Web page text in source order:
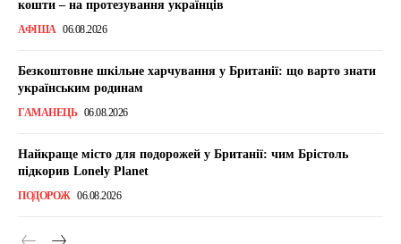
кошти – на протезування українців
АФІША 06.08.2026
Безкоштовне шкільне харчування у Британії: що варто знати
українським родинам
ГАМАНЕЦЬ 06.08.2026
Найкраще місто для подорожей у Британії: чим Брістоль
підкорив Lonely Planet
ПОДОРОЖ 06.08.2026